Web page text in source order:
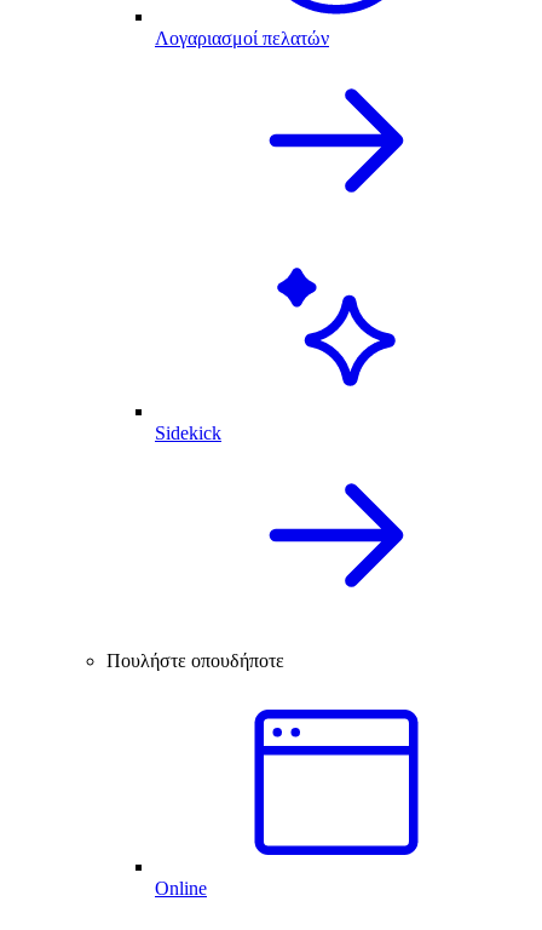
Λογαριασμοί πελατών
Sidekick
Πουλήστε οπουδήποτε
Online